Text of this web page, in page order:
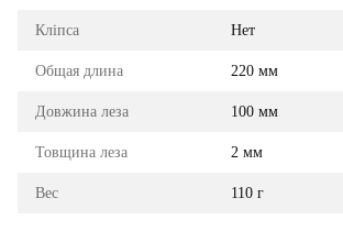
Кліпса Нет
Общая длина 220 мм
Довжина леза 100 мм
Товщина леза 2 мм
Вес 110 г